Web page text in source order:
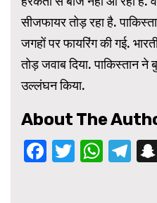
सीजफायर तोड़ रहा है.
जगहों पर फायरिंग की गई.
तोड़ जवाब दिया. पाकिस्तान ने
उल्लंघन किया.
About The
Facebook
Twitter